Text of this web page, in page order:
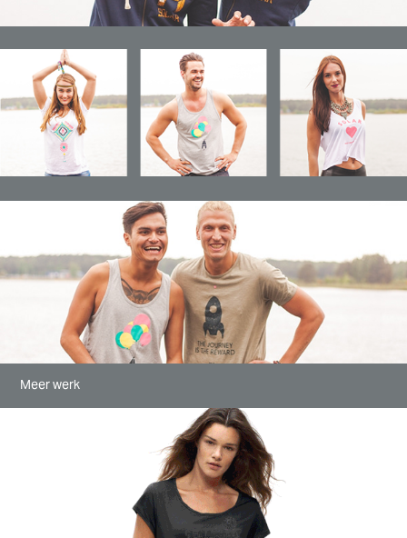
Meer werk
3FM Serious Request
2015